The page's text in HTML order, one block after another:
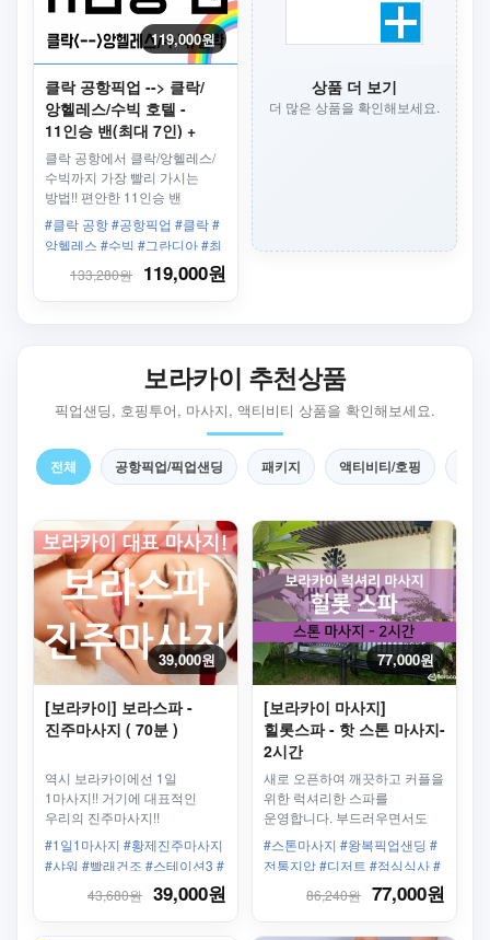
119,000원
클락 공항픽업 --> 클락/
앙헬레스/수빅 호텔 -
11인승 밴(최대 7인) +
기사
클락 공항에서 클락/앙헬레스/
수빅까지 가장 빨리 가시는
방법!! 편안한 11인승 밴
차량으로 공항에서 클락/
앙헬레스/수빅 호텔까지
안전하게 도착하세요!
#클락 공항 #공항픽업 #클락 #
앙헬레스 #수빅 #그란디아 #최
133,280원 119,000원
상품 더 보기
더 많은 상품을 확인해보세요.
보라카이 추천상품
픽업샌딩, 호핑투어, 마사지, 액티비티 상품을 확인해보세요.
전체 공항픽업/픽업샌딩 패키지 액티비티/호핑
39,000원
[보라카이] 보라스파 -
진주마사지 ( 70분 )
역시 보라카이에선 1일
1마사지!! 거기에 대표적인
우리의 진주마사지!!
#1일1마사지 #황제진주마사지
#샤워 #빨래건조 #스테이션3 #
43,680원 39,000원
77,000원
[보라카이 마사지]
힐롯스파 - 핫 스톤 마사지-
2시간
새로 오픈하여 깨끗하고 커플을
위한 럭셔리한 스파를
운영합니다. 부드러우면서도
전동지압 중 하나인 클린기법이
접목되어 근육을 풀어주는
시원한 마사지
#스톤마사지 #왕복픽업샌딩 #
전통지압 #디저트 #점심식사 #
커플 #가족 #럭셔리 #로멘틱
86,240원 77,000원